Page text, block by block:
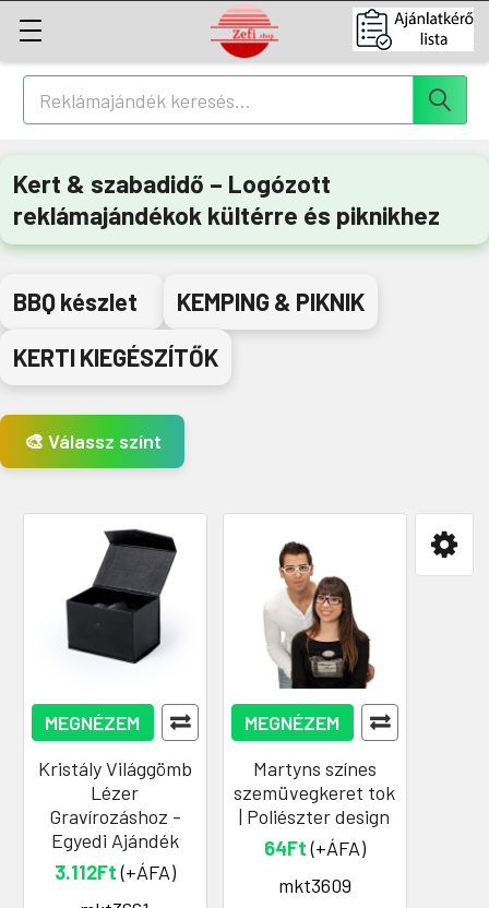
Keresés
Kert & szabadidő – Logózott
reklámajándékok kültérre és piknikhez
BBQ készlet
KEMPING & PIKNIK
KERTI KIEGÉSZÍTŐK
🎨 Válassz színt
MEGNÉZEM
Kristály Világgömb
Lézer
Gravírozáshoz -
Egyedi Ajándék
3.112Ft(+ÁFA)
MEGNÉZEM
Martyns színes
szemüvegkeret tok
| Poliészter design
64Ft(+ÁFA)
mkt3609